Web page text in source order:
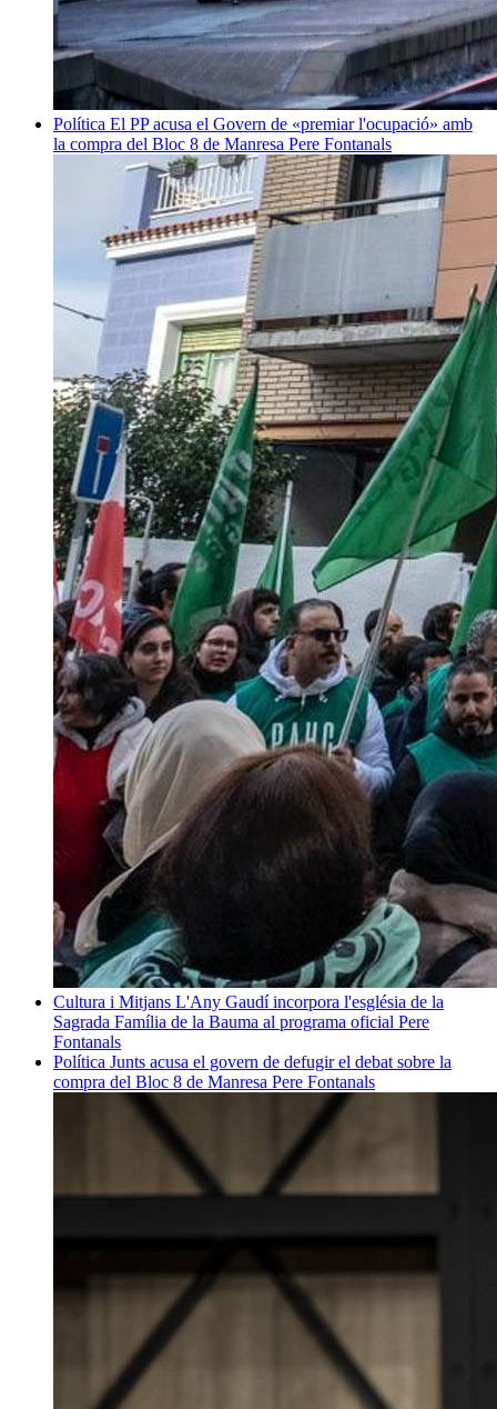
Política El PP acusa el Govern de «premiar l'ocupació» amb
la compra del Bloc 8 de Manresa Pere Fontanals
Cultura i Mitjans L'Any Gaudí incorpora l'església de la
Sagrada Família de la Bauma al programa oficial Pere
Fontanals
Política Junts acusa el govern de defugir el debat sobre la
compra del Bloc 8 de Manresa Pere Fontanals